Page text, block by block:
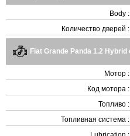
Body :
Количество дверей :
Fiat Grande Panda 1.2
Мотор :
Код мотора :
Топливо :
Топливная система :